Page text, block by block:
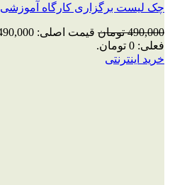
چک‌ لیست برگزاری کارگاه آموزشی
490,000 تومان قیمت اصلی: 490,000 تومان بود.
فعلی: 0 تومان.
خرید اینترنتی